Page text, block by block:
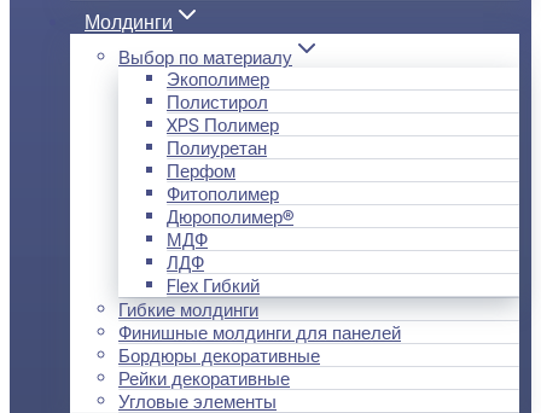
Молдинги
Выбор по материалу
Экополимер
Полистирол
XPS Полимер
Полиуретан
Перфом
Фитополимер
Дюрополимер®
МДФ
ЛДФ
Flex Гибкий
Гибкие молдинги
Финишные молдинги для панелей
Бордюры декоративные
Рейки декоративные
Угловые элементы